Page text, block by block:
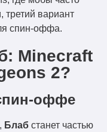
вариант
спин-оффа.
Minecraft
2?
оффе
Блаб станет частью